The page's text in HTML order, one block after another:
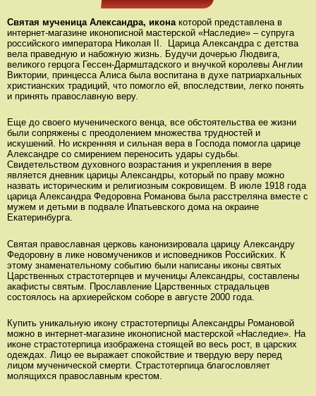
Святая мученица Александра, икона которой представлена в
интернет-магазине иконописной мастерской «Наследие» – супруга
российского императора Николая II. Царица Александра с детства
вела праведную и набожную жизнь. Будучи дочерью Людвига,
великого герцога Гессен-Дармштадского и внучкой королевы Англии
Виктории, принцесса Алиса была воспитана в духе патриархальных
христианских традиций, что помогло ей, впоследствии, легко понять
и принять православную веру.
Еще до своего мученического венца, все обстоятельства ее жизни
были сопряжены с преодолением множества трудностей и
искушений. Но искренняя и сильная вера в Господа помогла царице
Александре со смирением переносить удары судьбы.
Свидетельством духовного возрастания и укрепления в вере
является дневник царицы Александры, который по праву можно
назвать историческим и религиозным сокровищем. В июле 1918 года
царица Александра Федоровна Романова была расстреляна вместе с
мужем и детьми в подвале Ипатьевского дома на окраине
Екатеринбурга.
Святая православная церковь канонизировала царицу Александру
Федоровну в лике новомучеников и исповедников Российских. К
этому знаменательному событию были написаны иконы святых
Царственных страстотерпцев и мученицы Александры, составлены
акафисты святым. Прославление Царственных страдальцев
состоялось на архиерейском соборе в августе 2000 года.
Купить уникальную икону страстотерпицы Александры Романовой
можно в интернет-магазине иконописной мастерской «Наследие». На
иконе страстотерпица изображена стоящей во весь рост, в царских
одеждах. Лицо ее выражает спокойствие и твердую веру перед
лицом мученической смерти. Страстотерпица благословляет
молящихся православным крестом.